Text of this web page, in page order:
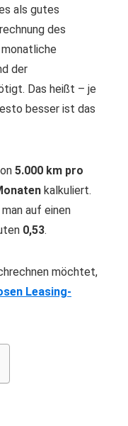
als gutes
des
der
Das heißt – je
besser ist das
5.000 km pro
kalkuliert.
auf einen
0,53.
möchtet,
Leasing-